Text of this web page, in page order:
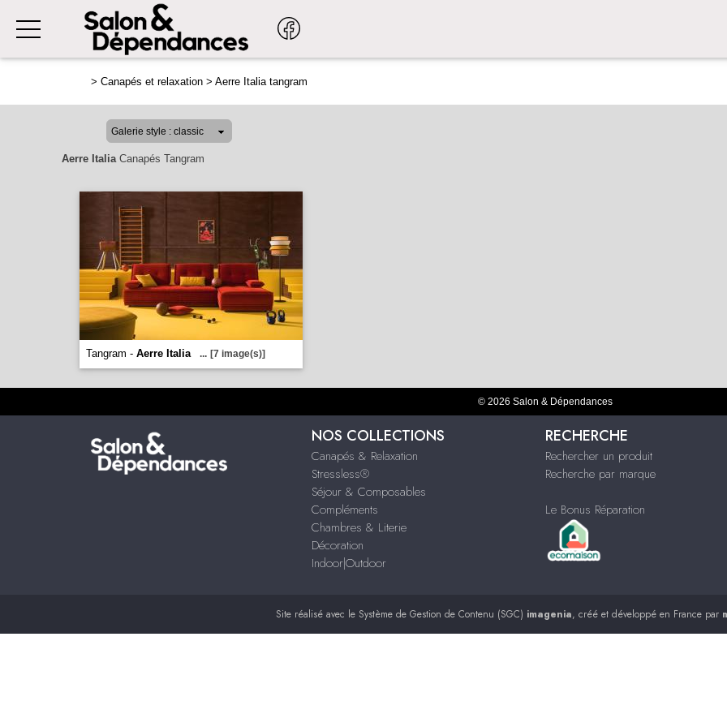
> Canapés et relaxation > Aerre Italia tangram
Aerre ItaliaCanapés Tangram
Tangram - Aerre Italia ... [7 image(s)]
© 2026 Salon & Dépendances
NOS COLLECTIONS
Canapés & Relaxation
Stressless®
Séjour & Composables
Compléments
Chambres & Literie
Décoration
Indoor|Outdoor
RECHERCHE
Rechercher un produit
Recherche par marque
Le Bonus Réparation
Site réalisé avec le Système de Gestion de Contenu (SGC) imagenia, créé et développé en France par